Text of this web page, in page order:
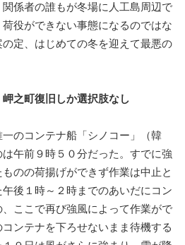
係者の誰もが冬場に人工島周辺で
役ができない事態になるのではな
定、はじめての冬を迎えて最悪の
之町復旧しか選択肢なし
のコンテナ船「シノコー」（韓
午前９時５０分だった。すでに強
のの荷揚げができず作業は中止と
後１時～２時までのあいだにコン
ここで再び強風によって作業がで
ンテナを下ろせないまま待機する